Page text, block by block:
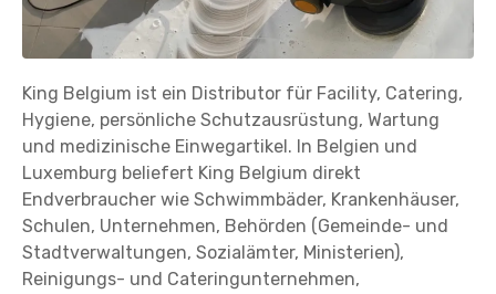
King Belgium ist ein Distributor für Facility, Catering,
Hygiene, persönliche Schutzausrüstung, Wartung
und medizinische Einwegartikel. In Belgien und
Luxemburg beliefert King Belgium direkt
Endverbraucher wie Schwimmbäder, Krankenhäuser,
Schulen, Unternehmen, Behörden (Gemeinde- und
Stadtverwaltungen, Sozialämter, Ministerien),
Reinigungs- und Cateringunternehmen,